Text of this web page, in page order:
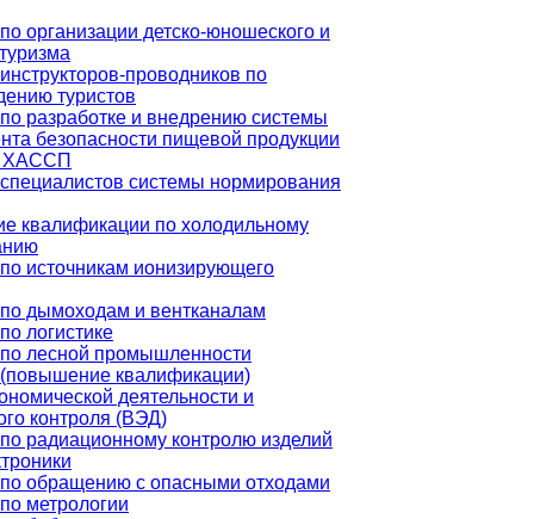
организации детско-юношеского и
проводников по
туристов
разработке и внедрению системы
безопасности пищевой продукции
ХАССП
системы нормирования
квалификации по холодильному
источникам ионизирующего
дымоходам и вентканалам
логистике
лесной промышленности
квалификации)
деятельности и
контроля (ВЭД)
радиационному контролю изделий
обращению с опасными отходами
метрологии